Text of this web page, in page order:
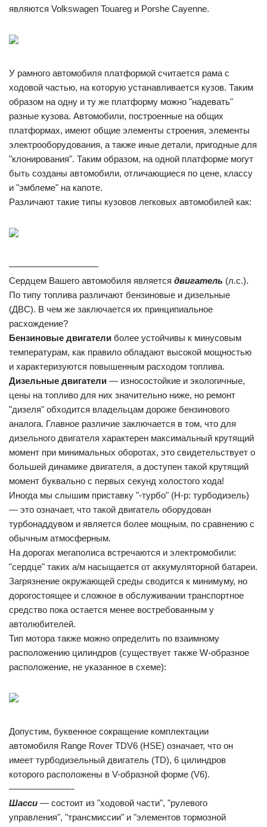
являются Volkswagen Touareg и Porshe Cayenne.
У рамного автомобиля платформой считается рама с
ходовой частью, на которую устанавливается кузов. Таким
образом на одну и ту же платформу можно "надевать"
разные кузова. Автомобили, построенные на общих
платформах, имеют общие элементы строения, элементы
электрооборудования, а также иные детали, пригодные для
"клонирования". Таким образом, на одной платформе могут
быть созданы автомобили, отличающиеся по цене, классу
и "эмблеме" на капоте.
Различают такие типы кузовов легковых автомобилей как:
——————————
Сердцем Вашего автомобиля является двигатель (л.с.).
По типу топлива различают бензиновые и дизельные
(ДВС). В чем же заключается их принципиальное
расхождение?
Бензиновые двигатели более устойчивы к минусовым
температурам, как правило обладают высокой мощностью
и характеризуются повышенным расходом топлива.
Дизельные двигатели — износостойкие и экологичные,
цены на топливо для них значительно ниже, но ремонт
"дизеля" обходится владельцам дороже бензинового
аналога. Главное различие заключается в том, что для
дизельного двигателя характерен максимальный крутящий
момент при минимальных оборотах, это свидетельствует о
большей динамике двигателя, а доступен такой крутящий
момент буквально с первых секунд холостого хода!
Иногда мы слышим приставку "-турбо" (Н-р: турбодизель)
— это означает, что такой двигатель оборудован
турбонаддувом и является более мощным, по сравнению с
обычным атмосферным.
На дорогах мегаполиса встречаются и электромобили:
"сердце" таких а/м насыщается от аккумуляторной батареи.
Загрязнение окружающей среды сводится к минимуму, но
дорогостоящее и сложное в обслуживании транспортное
средство пока остается менее востребованным у
автолюбителей.
Тип мотора также можно определить по взаимному
расположению цилиндров (существует также W-образное
расположение, не указанное в схеме):
Допустим, буквенное сокращение комплектации
автомобиля Range Rover TDV6 (HSE) означает, что он
имеет турбодизельный двигатель (TD), 6 цилиндров
которого расположены в V-образной форме (V6).
———————-
Шасси — состоит из "ходовой части", "рулевого
управления", "трансмиссии" и "элементов тормозной